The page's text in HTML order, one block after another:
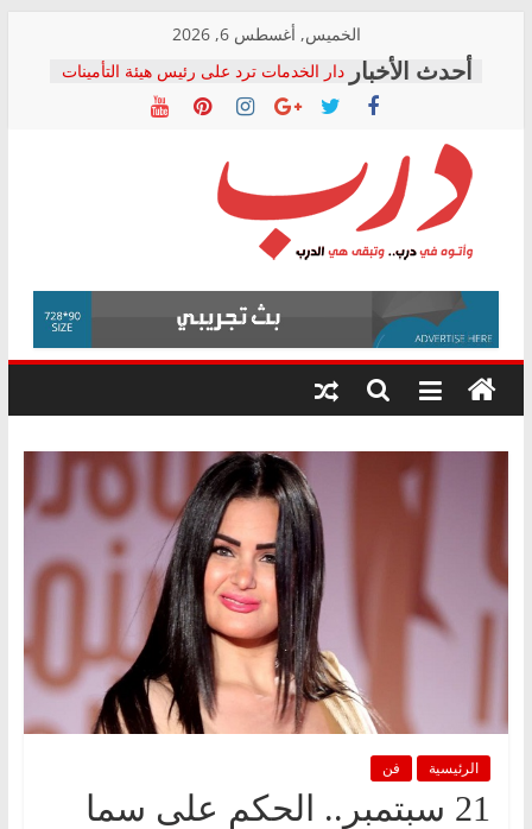
content
الخميس, أغسطس 6, 2026
دار الخدمات ترد على رئيس هيئة التأمينات
بعد مؤتمره الصحفي: إنكار الأزمة لا ينهي
معاناة أصحاب المعاشات.. ونطالب بكشف
فرحات سليمان يكتب: القطاع الصحي إلى
أين؟
حزب التحالف الشعبي يطلق لجنة “الحق
في الصحة” بالإسكندرية لرصد الانتهاكات
ودعم المرضى
الوزاري لمدينة الصحفيين.. وانتهاء أعمال
إنشاء المبنى الإداري
المجلس القومي لحقوق الإنسان يعلن
متابعة قضية الدكتور محمد زهران.. ويؤكد:
قرينة البراءة وضمانات المحاكمة العادلة
درب
وأتوه
درب..
وتبقى
هي
الرئيسية فن
21 سبتمبر.. الحكم على سما